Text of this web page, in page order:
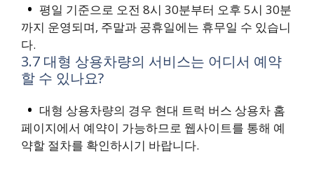
평일 기준으로 오전 8시 30분부터 오후 5시 30분
까지 운영되며, 주말과 공휴일에는 휴무일 수 있습니
다.
3.7 대형 상용차량의 서비스는 어디서 예약
할 수 있나요?
대형 상용차량의 경우 현대 트럭 버스 상용차 홈
페이지에서 예약이 가능하므로 웹사이트를 통해 예
약할 절차를 확인하시기 바랍니다.